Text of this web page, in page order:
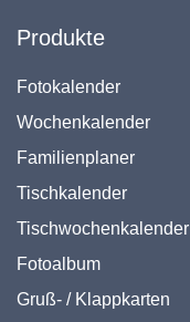
Produkte
Fotokalender
Wochenkalender
Familienplaner
Tischkalender
Tischwochenkalender
Fotoalbum
Gruß- / Klappkarten